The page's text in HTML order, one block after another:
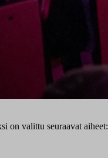
on valittu seuraavat aiheet: